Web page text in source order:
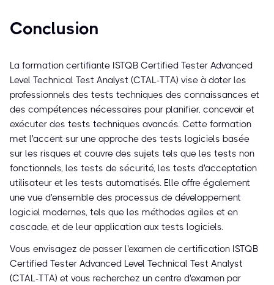
Conclusion
La formation certifiante ISTQB Certified Tester Advanced
Level Technical Test Analyst (CTAL-TTA) vise à doter les
professionnels des tests techniques des connaissances et
des compétences nécessaires pour planifier, concevoir et
exécuter des tests techniques avancés. Cette formation
met l'accent sur une approche des tests logiciels basée
sur les risques et couvre des sujets tels que les tests non
fonctionnels, les tests de sécurité, les tests d'acceptation
utilisateur et les tests automatisés. Elle offre également
une vue d'ensemble des processus de développement
logiciel modernes, tels que les méthodes agiles et en
cascade, et de leur application aux tests logiciels.
Vous envisagez de passer l'examen de certification ISTQB
Certified Tester Advanced Level Technical Test Analyst
(CTAL-TTA) et vous recherchez un centre d'examen par